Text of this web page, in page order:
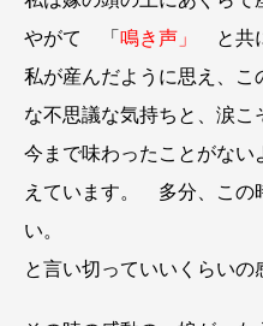
やがて 「 鳴き声」
と共
私が産んだように思え、
な不思議な気持ちと、涙こ
今まで味わったことがない
えています。 多分、この
い。
と言い切っていいくらいの